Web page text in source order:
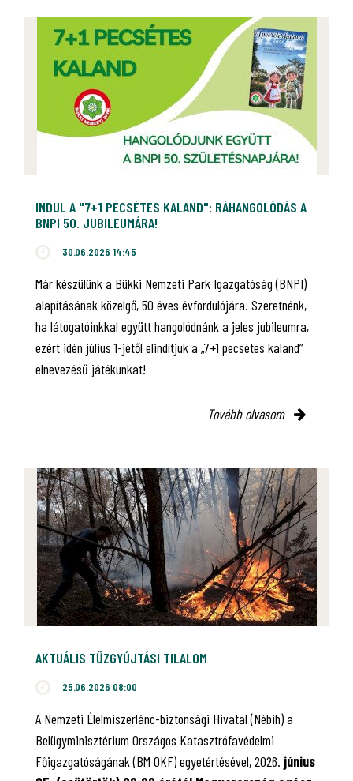
INDUL A "7+1 PECSÉTES KALAND": RÁHANGOLÓDÁS A
BNPI 50. JUBILEUMÁRA!
30.06.2026 14:45
Már készülünk a Bükki Nemzeti Park Igazgatóság (BNPI)
alapításának közelgő, 50 éves évfordulójára. Szeretnénk,
ha látogatóinkkal együtt hangolódnánk a jeles jubileumra,
ezért idén július 1-jétől elindítjuk a „7+1 pecsétes kaland”
elnevezésű játékunkat!
Tovább olvasom
AKTUÁLIS TŰZGYÚJTÁSI TILALOM
25.06.2026 08:00
A Nemzeti Élelmiszerlánc-biztonsági Hivatal (Nébih) a
Belügyminisztérium Országos Katasztrófavédelmi
Főigazgatóságának (BM OKF) egyetértésével, 2026. június